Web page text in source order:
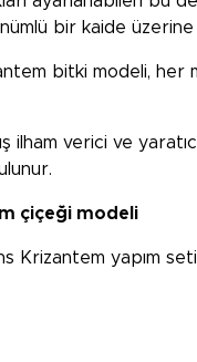
bir kaide
bitki modeli, her
ilham verici ve
çiçeği modeli
Krizantem yapım